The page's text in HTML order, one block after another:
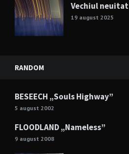
Vechiul neuitat
19 august 2025
RANDOM
BESEECH „Souls Highway”
5 august 2002
FLOODLAND „Nameless”
9 august 2008